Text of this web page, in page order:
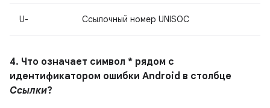
U- Ссылочный номер UNISOC
4. Что означает символ * рядом с
идентификатором ошибки Android в столбце
Ссылки?